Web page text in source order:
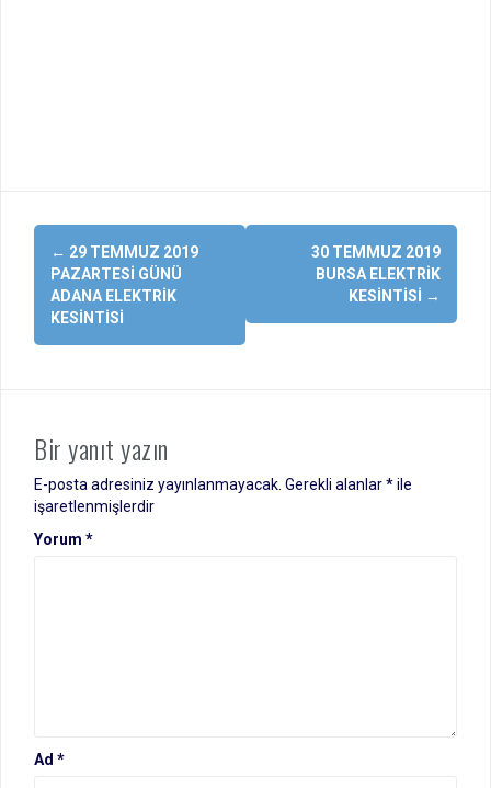
Yazı
dolaşımı
← 29 TEMMUZ 2019
PAZARTESI GÜNÜ
ADANA ELEKTRIK
KESINTISI
30 TEMMUZ 2019
BURSA ELEKTRIK
KESINTISI →
Bir yanıt yazın
E-posta adresiniz yayınlanmayacak. Gerekli alanlar*ile
işaretlenmişlerdir
Yorum *
Ad *